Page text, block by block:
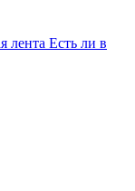
лента Есть ли в